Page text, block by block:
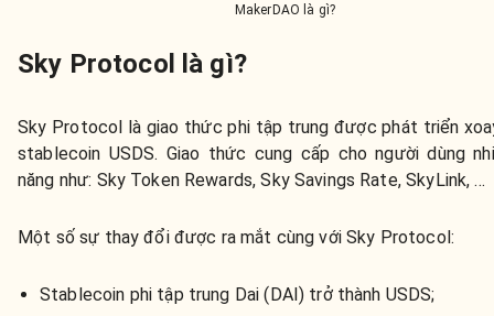
MakerDAO là gì?
Sky Protocol là gì?
Sky Protocol là giao thức phi tập trung được phát triển
stablecoin USDS. Giao thức cung cấp cho người dùng
năng như: Sky Token Rewards, Sky Savings Rate, SkyLink, ...
Một số sự thay đổi được ra mắt cùng với Sky Protocol:
Stablecoin phi tập trung Dai (DAI) trở thành USDS;